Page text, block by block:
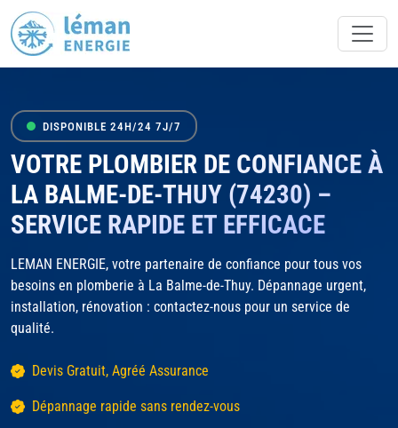
DISPONIBLE 24H/24 7J/7
VOTRE PLOMBIER DE CONFIANCE À
LA BALME-DE-THUY (74230) –
SERVICE RAPIDE ET EFFICACE
LEMAN ENERGIE, votre partenaire de confiance pour tous vos
besoins en plomberie à La Balme-de-Thuy. Dépannage urgent,
installation, rénovation : contactez-nous pour un service de
qualité.
Devis Gratuit, Agréé Assurance
Dépannage rapide sans rendez-vous